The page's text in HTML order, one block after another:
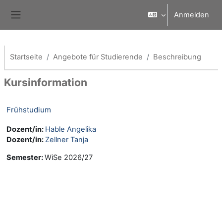
Anmelden
Startseite Angebote für Studierende Beschreibung
Kursinformation
Frühstudium
Dozent/in: Hable Angelika
Dozent/in: Zellner Tanja
Semester:WiSe 2026/27